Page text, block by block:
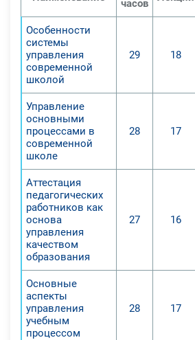
часов
Особенности
системы
управления
современной
школой
29 18
Управление
основными
процессами в
современной
школе
28 17
Аттестация
педагогических
работников как
основа
управления
качеством
образования
27 16
Основные
аспекты
управления
учебным
процессом
28 17